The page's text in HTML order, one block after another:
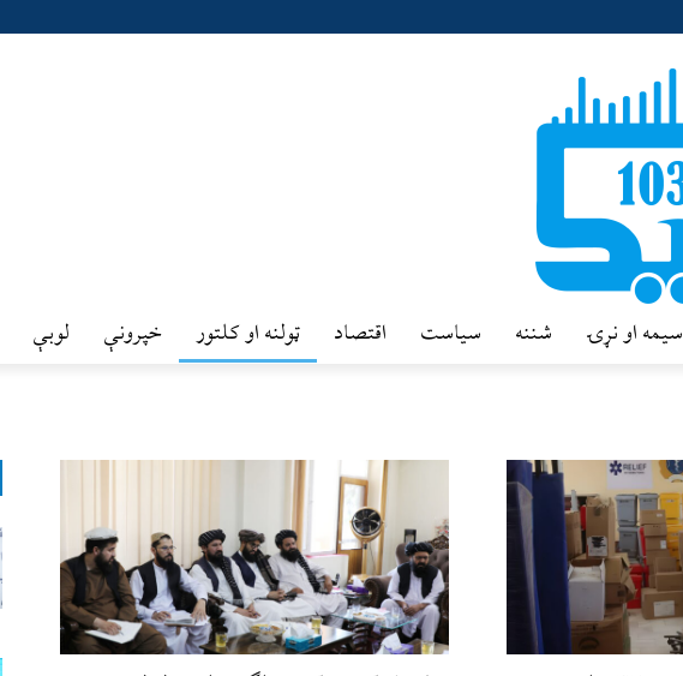
سیمه او نړۍ شننه سیاست اقتصاد ټولنه او کلتور خپرونې لوبې